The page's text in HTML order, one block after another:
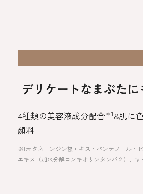
デリケートなまぶたに
4種類の美容液成分配合＊1&肌に
顔料
※1オタネニンジン根エキス・パンテノール・
エキス（加水分解コンキオリンタンパク）、